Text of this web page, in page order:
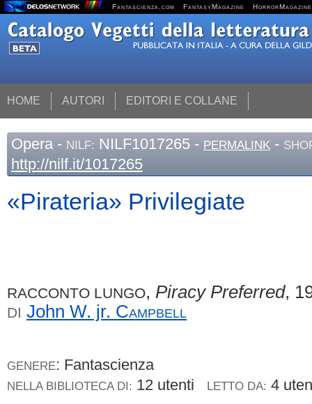
Fantascienza.com FantasyMagazine HorrorMagazine
HOME AUTORI EDITORI E COLLANE
Opera - NILF: NILF1017265 - PERMALINK -
http://nilf.it/1017265
«Pirateria» Privilegiate
RACCONTO LUNGO, Piracy Preferred,
DI John W. jr. Campbell
GENERE: Fantascienza
NELLA BIBLIOTECA DI: 12 utenti LETTO DA: 4